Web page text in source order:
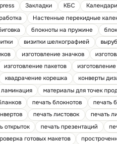
дней (нужно время на
УФ-чернил внутри
Закладки КБС
Настенные перекидные
блокноты на пружине
визитки шелкографией
изготовление значков
изготовление пакетов
квадрачение корешка конверты
ламинация материалы для точек
печать блокнотов печать
печать листовок печать
открыток печать презентаций
готовых макетов